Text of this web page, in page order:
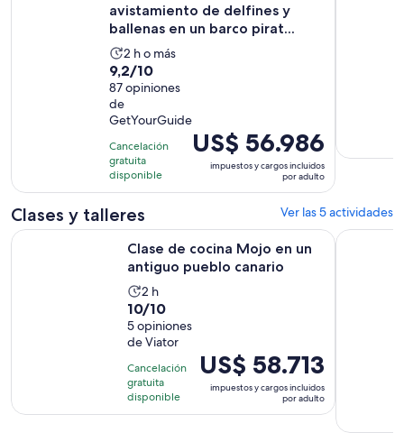
avistamiento de delfines y
ballenas en un barco pirat...
La
actividad
dura
2
horas
2 h o más
9.2
de
10
con
87
opiniones
9,2/10
87 opiniones
de
GetYourGuide
Cancelación
gratuita
disponible
El
precio
de
por
adulto
US$ 56.986
impuestos y cargos incluidos
por adulto
Clases y talleres Ver las 5 actividades
Clase de cocina Mojo en un
antiguo pueblo canario
La
actividad
dura
2
horas
2 h
10.0
de
10
con
5
opiniones
10/10
5 opiniones
de Viator
Cancelación
gratuita
disponible
El
precio
es
de
US$ 58.713
impuestos y cargos incluidos
por adulto
Clase de cocina Mojo en un antiguo pueblo canarioSe
Tenerife :